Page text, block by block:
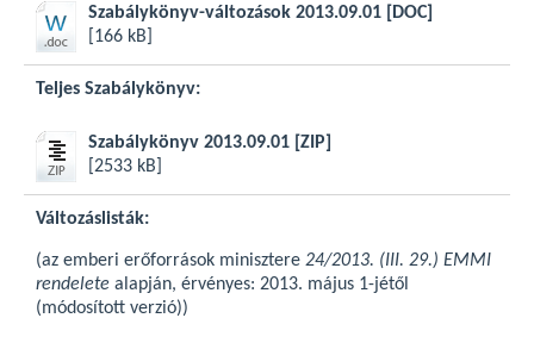
Szabálykönyv-változások 2013.09.01
[DOC]
[166 kB]
Teljes Szabálykönyv:
Szabálykönyv 2013.09.01 [ZIP]
[2533 kB]
Változáslisták:
(az emberi erőforrások minisztere 24/2013. (III. 29.) EMMI
rendelete alapján, érvényes: 2013. május 1-jétől
(módosított verzió))